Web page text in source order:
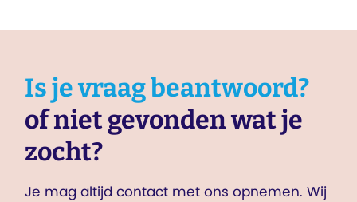
Is je vraag beantwoord?
of niet gevonden wat je
zocht?
Je mag altijd contact met ons opnemen. Wij